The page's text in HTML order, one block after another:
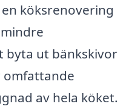
köksrenovering
byta ut bänkskivor
omfattande
av hela köket.